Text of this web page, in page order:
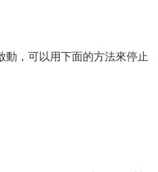
，可以用下面的方法來停止